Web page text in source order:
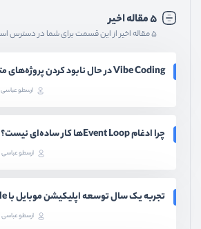
۵ مقاله اخیر
۵ مقاله اخیر از این قسمت برای شما در دسترس است
Vibe Coding در حال نابود کردن پروژه‌های متن‌باز است
ارسطو عباسی
چرا ادغام Event Loopها کار ساده‌ای نیست؟
ارسطو عباسی
تجربه یک سال توسعه اپلیکیشن موبایل با GoMobile
ارسطو عباسی